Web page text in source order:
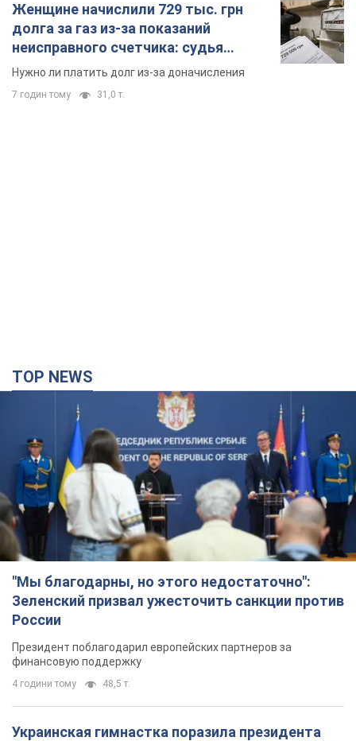
Женщине начислили 729 тыс. грн
долга за газ из-за показаний
неисправного счетчика: судья
вынес неожиданное решение
Нужно ли платить долг из-за доначисления
7 годин тому 31,0 т.
TOP NEWS
"Мы благодарны, но этого недостаточно":
Зеленский призвал ужесточить санкции против
России
Президент поблагодарил европейских партнеров за
финансовую поддержку
4 години тому 48,5 т.
Украинская гимнастка поразила президента